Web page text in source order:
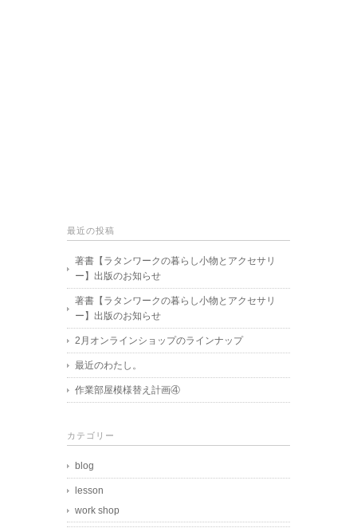
最近の投稿
著書【ラタンワークの暮らし小物とアクセサリ
ー】出版のお知らせ
著書【ラタンワークの暮らし小物とアクセサリ
ー】出版のお知らせ
2月オンラインショップのラインナップ
最近のわたし。
作業部屋模様替え計画④
カテゴリー
blog
lesson
work shop